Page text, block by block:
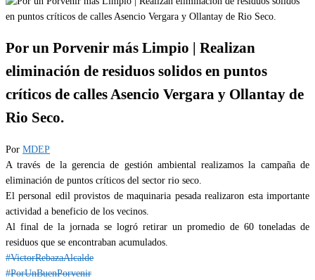
Por un Porvenir más Limpio | Realizan
eliminación de residuos solidos en puntos
críticos de calles Asencio Vergara y Ollantay de
Rio Seco.
Por MDEP
A través de la gerencia de gestión ambiental realizamos la campaña de
eliminación de puntos críticos del sector rio seco.
El personal edil provistos de maquinaria pesada realizaron esta importante
actividad a beneficio de los vecinos.
Al final de la jornada se logró retirar un promedio de 60 toneladas de
residuos que se encontraban acumulados.
#VictorRebazaAlcalde
#PorUnBuenPorvenir